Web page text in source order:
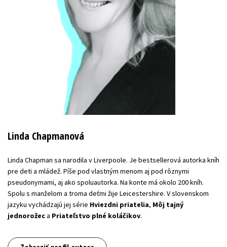
Linda Chapmanová
Linda Chapman sa narodila v Liverpoole. Je bestsellerová autorka kníh
pre deti a mládež. Píše pod vlastným menom aj pod rôznymi
pseudonymami, aj ako spoluautorka. Na konte má okolo 200 kníh.
Spolu s manželom a troma deťmi žije Leicestershire. V slovenskom
jazyku vychádzajú jej série Hviezdni priatelia, Môj tajný
jednorožeca Priateľstvo plné koláčikov.